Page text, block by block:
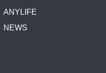
ANYLIFE
NEWS